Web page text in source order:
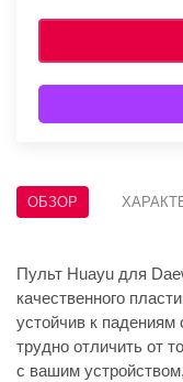
ОБЗОР
Пульт Huayu для
качественного
устойчив к
трудно отличить от
с вашим